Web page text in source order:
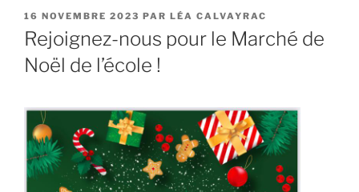
PUBLIÉ
LE
16 NOVEMBRE 2023 PAR LÉA CALVAYRAC
Rejoignez-nous pour le Marché de
Noël de l’école !